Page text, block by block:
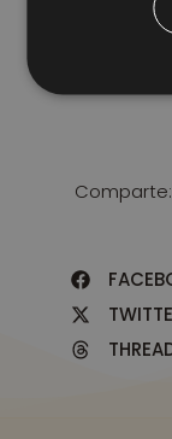
mother
Comparte: